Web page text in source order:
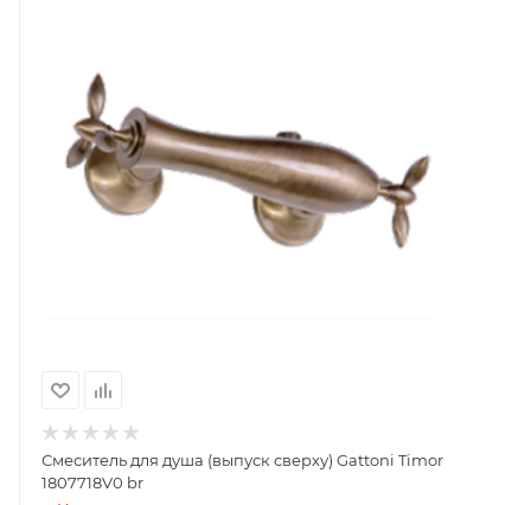
Смеситель для душа (выпуск сверху) Gattoni Timor
1807718V0 br